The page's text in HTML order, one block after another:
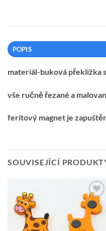
POPIS
materiál-buková překližka
vše ručně řezané a
feritový magnet je
SOUVISEJÍCÍ
Přidat k
oblíbeným